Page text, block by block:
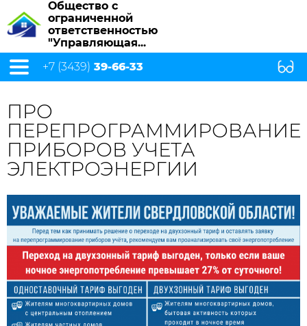
Общество с
ограниченной
ответственностью
"Управляющая...
+7 (3439) 39-66-33
ПРО
ПЕРЕПРОГРАММИРОВАНИЕ
ПРИБОРОВ УЧЕТА
ЭЛЕКТРОЭНЕРГИИ